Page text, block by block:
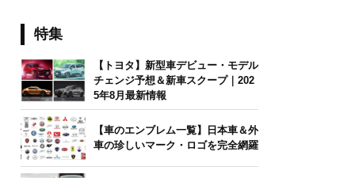
特集
【トヨタ】新型車デビュー・モデル
チェンジ予想＆新車スクープ｜202
5年8月最新情報
【車のエンブレム一覧】日本車＆外
車の珍しいマーク・ロゴを完全網羅